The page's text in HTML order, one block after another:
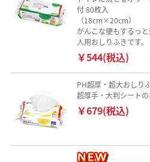
付 80枚入
（18cm×20cm）
がんこな便もするっ
人用おしりふきです。
￥544(税込)
PH超厚・超大おしり
超厚手・大判シート
￥679(税込)